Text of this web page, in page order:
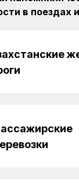
в поездах